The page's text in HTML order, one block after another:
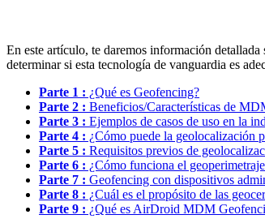
En este artículo, te daremos información
determinar si esta tecnología de vanguardia es
Parte 1 : ¿Qué es Geofencing?
Parte 2 : Beneficios/Características de
Parte 3 : Ejemplos de casos de uso en la
Parte 4 : ¿Cómo puede la geolocalización
Parte 5 : Requisitos previos de
Parte 6 : ¿Cómo funciona el
Parte 7 : Geofencing con dispositivos
Parte 8 : ¿Cuál es el propósito de las
Parte 9 : ¿Qué es AirDroid MDM